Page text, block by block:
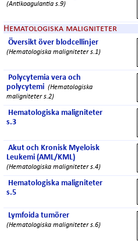
(Antikoagulantia s.9)
Hematologiska maligniteter
Översikt över blodcellinjer
(Hematologiska maligniteter s.1)
Polycytemia vera och
polycytemi (Hematologiska
maligniteter s.2)
Hematologiska maligniteter
s.3
Akut och Kronisk Myeloisk
Leukemi (AML/KML)
(Hematologiska maligniteter s.4)
Hematologiska maligniteter
s.5
Lymfoida tumörer
(Hematologiska maligniteter s.6)